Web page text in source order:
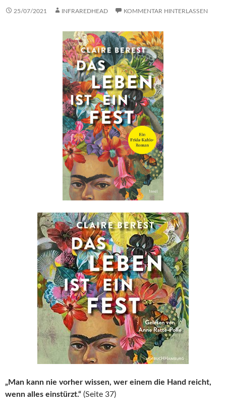
25/07/2021 INFRAREDHEAD KOMMENTAR HINTERLASSEN
„Man kann nie vorher wissen, wer einem die Hand reicht,
wenn alles einstürzt.“ (Seite 37)